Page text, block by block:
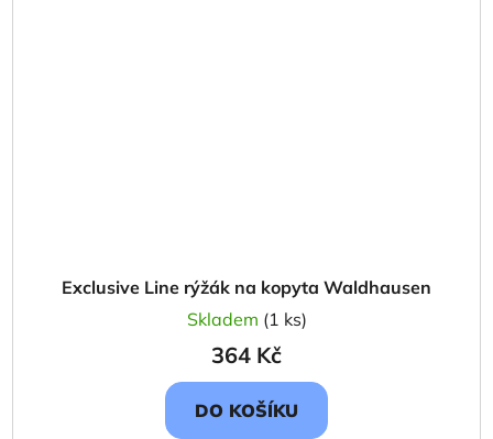
Exclusive Line rýžák na kopyta Waldhausen
Skladem (1 ks)
364 Kč
DO KOŠÍKU